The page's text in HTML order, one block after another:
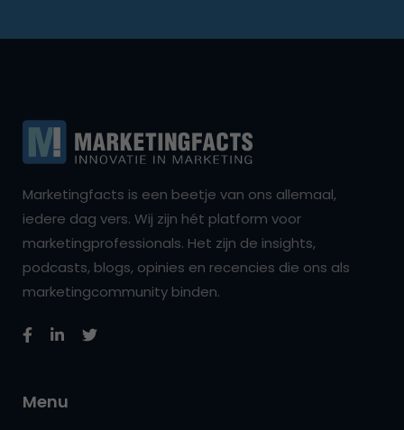
Marketingfacts is een beetje van ons allemaal,
iedere dag vers. Wij zijn hét platform voor
marketingprofessionals. Het zijn de insights,
podcasts, blogs, opinies en recencies die ons als
marketingcommunity binden.
Menu